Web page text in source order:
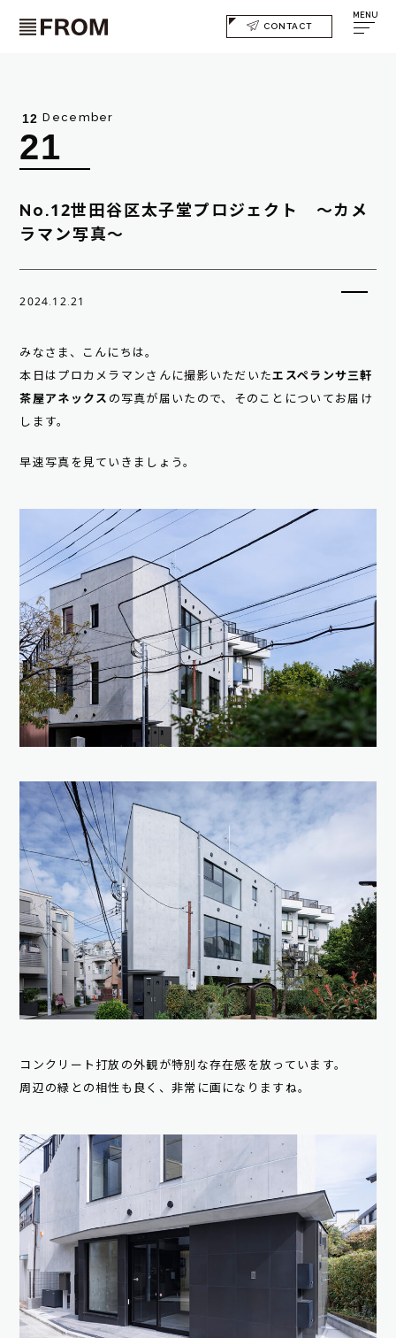
CONTACT
MENU
12 December
21
No.12世田谷区太子堂プロジェクト ～カメ
ラマン写真～
2024.12.21
みなさま、こんにちは。
本日はプロカメラマンさんに撮影いただいたエスペランサ三軒
茶屋アネックス の写真が届いたので、そのことについてお届け
します。
早速写真を見ていきましょう。
コンクリート打放の外観が特別な存在感を放っています。
周辺の緑との相性も良く、非常に画になりますね。